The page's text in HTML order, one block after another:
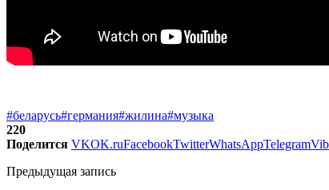
#беларусь#германия#жилина#музыка
220
Поделится VKOK.ruFacebookTwitterWhatsAppTelegram
Предыдущая запись